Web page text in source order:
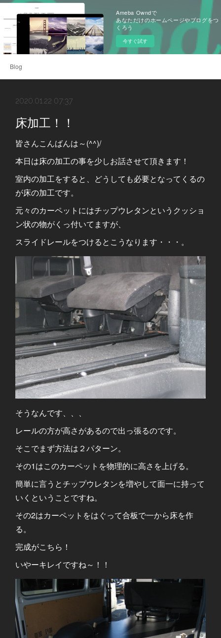
Ameba Owndで
あなただけのホームページやブログをつ
くろう
今すぐ試す
Blog
2020.01.22 07:37
床加工！！
皆さんこんばんは～(^^)/
本日は床の加工の事を少しお話させて頂きます！
室内の加工をすると、どうしても必要となってくるの
が床の加工です。
元々のカーペットにはチップウレタンというクッショ
ン状の物がくっ付いてますが、
スライドレールをつけるとこうなります・・・。
そうなんです、、、
レールの方が高さがあるので出っ張るのです。
そこでまず方法は２パターン。
その1はこのカーペットを物理的に高さを上げる。
簡単に言うとチップウレタンを増やして面一に持って
いくということですね。
その2はカーペットをはぐって合板で一から床を作
る。
完成がこちら！
いやーキレイですね～！！